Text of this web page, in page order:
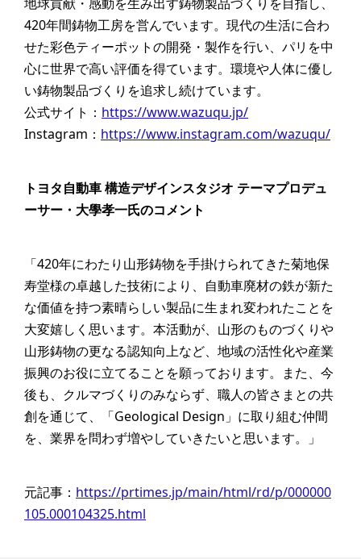
420年間鋳物工房を営んでいます。現代の生活に合わ
せた彩色ティーポットの開発・製作を行い、パリを中
心に世界で高い評価を得ています。環境や人体に優し
い鋳物製品づくりを追求し続けています。
公式サイト： https://www.wazuqu.jp/
Instagram： https://www.instagram.com/wazuqu/
トヨタ自動車 構造デザインスタジオ テーマプロデュ
ーサー・大學孝一氏のコメント
「420年にわたり山形鋳物を手掛けられてきた菊地保
寿堂様の卓越した技術により、自動車廃材の鉄が新た
な価値を持つ素晴らしい製品に生まれ変われたことを
大変嬉しく思います。本活動が、山形のものづくりや
山形鋳物の更なる認知向上など、地域の活性化や産業
振興のお役に立てることを願っております。また、今
後も、クルマづくりのみならず、職人の皆さまとの共
創を通じて、「Geological Design」に取り組む仲間
を、業界を問わず増やしていきたいと思います。」
元記事： https://prtimes.jp/main/html/rd/p/000000
105.000104325.html